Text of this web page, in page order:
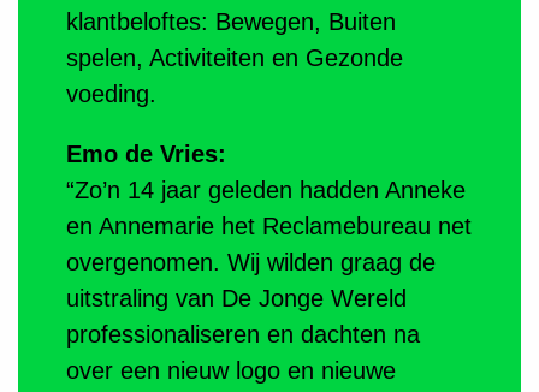
klantbeloftes: Bewegen, Buiten
spelen, Activiteiten en Gezonde
voeding.
Emo de Vries:
“Zo’n 14 jaar geleden hadden Anneke
en Annemarie het Reclamebureau net
overgenomen. Wij wilden graag de
uitstraling van De Jonge Wereld
professionaliseren en dachten na
over een nieuw logo en nieuwe